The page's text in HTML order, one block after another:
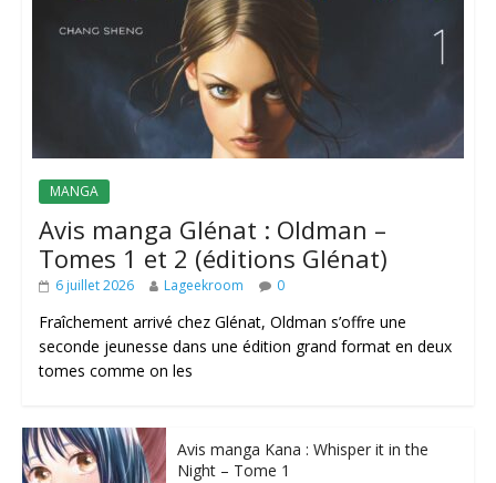
MANGA
Avis manga Glénat : Oldman –
Tomes 1 et 2 (éditions Glénat)
6 juillet 2026 Lageekroom 0
Fraîchement arrivé chez Glénat, Oldman s’offre une
seconde jeunesse dans une édition grand format en deux
tomes comme on les
Avis manga Kana : Whisper it in the
Night – Tome 1